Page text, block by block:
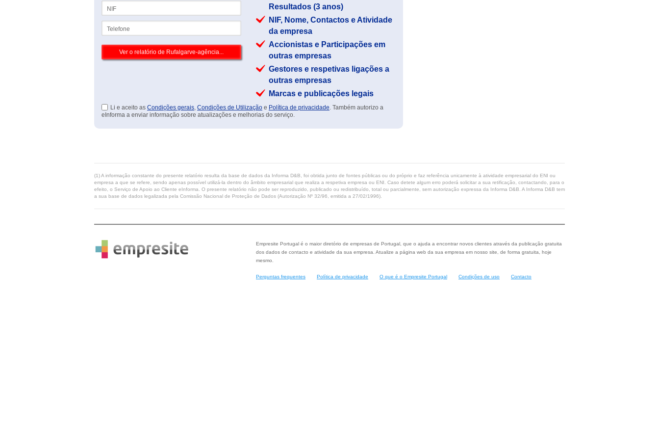
Resultados (3 anos)
NIF, Nome, Contactos e Atividade
da empresa
Accionistas e Participações em
outras empresas
Gestores e respetivas ligações a
outras empresas
Marcas e publicações legais
Li e aceito as Condições gerais, Condições de Utilização e Política de privacidade. Também autorizo a
eInforma a enviar informação sobre atualizações e melhorias do serviço.
(1) A informação constante do presente relatório resulta da base de dados da Informa D&B, foi obtida junto de fontes públicas ou do próprio e faz referência unicamente à atividade empresarial do ENI ou
empresa a que se refere, sendo apenas possível utilizá-la dentro do âmbito empresarial que realiza a respetiva empresa ou ENI. Caso detete algum erro poderá solicitar a sua retificação, contactando, para o
efeito, o Serviço de Apoio ao Cliente eInforma. O presente relatório não pode ser reproduzido, publicado ou redistribuído, total ou parcialmente, sem autorização expressa da Informa D&B. A Informa D&B tem
a sua base de dados legalizada pela Comissão Nacional de Proteção de Dados (Autorização Nº 32/96, emitida a 27/02/1996).
Empresite Portugal é o maior diretório de empresas de Portugal, que o ajuda a encontrar novos clientes através da publicação gratuita
dos dados de contacto e atividade da sua empresa. Atualize a página web da sua empresa em nosso site, de forma gratuita, hoje
mesmo.
Perguntas frequentes Política de privacidade O que é o Empresite Portugal Condições de uso Contacto